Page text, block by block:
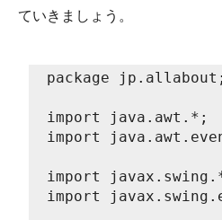
ていきましょう。
package jp.allabout;
import java.awt.*;
import
import
import